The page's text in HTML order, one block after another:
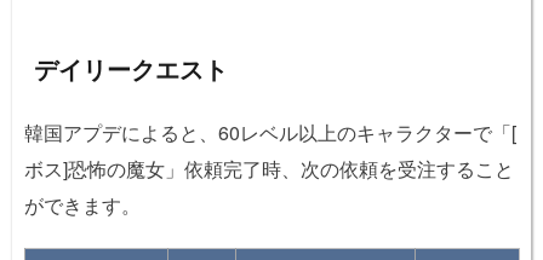
デイリークエスト
韓国アプデによると、60レベル以上のキャラクターで「[
ボス]恐怖の魔女」依頼完了時、次の依頼を受注すること
ができます。